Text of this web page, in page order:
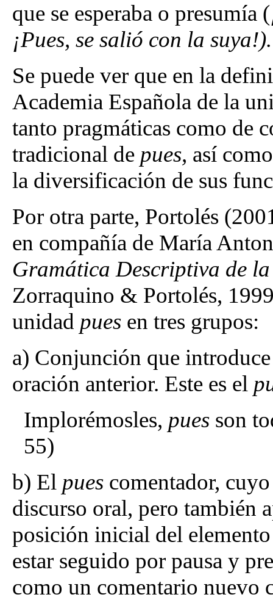
que se esperaba o presumía (
¡Pues, se salió con la suya!).
Se puede ver que en la
Academia Española de la
tanto pragmáticas como de
tradicional de pues, así
la diversificación de sus
Por otra parte, Portolés
en compañía de María
Gramática Descriptiva de
Zorraquino & Portolés,
unidad pues en tres grupos:
a) Conjunción que
oración anterior. Este es el
Implorémosles, pues son
55)
b) El pues comentador,
discurso oral, pero también
posición inicial del
estar seguido por pausa y
como un comentario nuevo